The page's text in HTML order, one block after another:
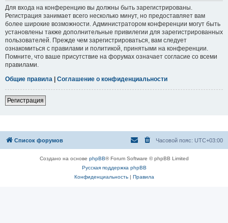
Для входа на конференцию вы должны быть зарегистрированы.
Регистрация занимает всего несколько минут, но предоставляет вам
более широкие возможности. Администратором конференции могут быть
установлены также дополнительные привилегии для зарегистрированных
пользователей. Прежде чем зарегистрироваться, вам следует
ознакомиться с правилами и политикой, принятыми на конференции.
Помните, что ваше присутствие на форумах означает согласие со всеми
правилами.
Общие правила
Соглашение о конфиденциальности
Регистрация
Список форумов Часовой пояс: UTC+03:00
Создано на основе phpBB® Forum Software © phpBB Limited
Русская поддержка phpBB
Конфиденциальность| Правила